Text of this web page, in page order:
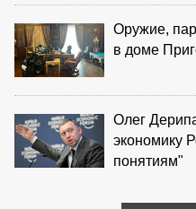
Оружие,
в доме
Олег
экономику
понятиям"